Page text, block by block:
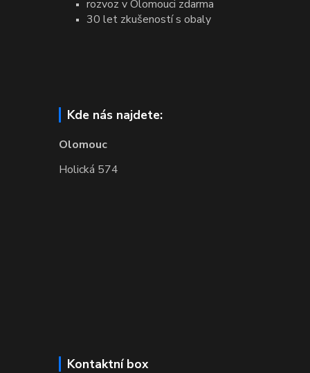
rozvoz v Olomouci zdarma
30 let zkušeností s obaly
Kde nás najdete:
Olomouc
Holická 574
Kontaktní box